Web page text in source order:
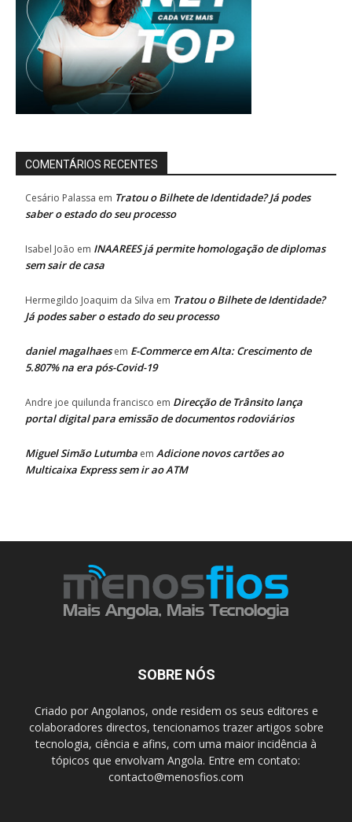
COMENTÁRIOS RECENTES
Cesário Palassa em Tratou o Bilhete de Identidade? Já podes
saber o estado do seu processo
Isabel João em INAAREES já permite homologação de diplomas
sem sair de casa
Hermegildo Joaquim da Silva em Tratou o Bilhete de Identidade?
Já podes saber o estado do seu processo
daniel magalhaesem E-Commerce em Alta: Crescimento de
5.807% na era pós-Covid-19
Andre joe quilunda francisco em Direcção de Trânsito lança
portal digital para emissão de documentos rodoviários
Miguel Simão Lutumba em Adicione novos cartões ao
Multicaixa Express sem ir ao ATM
SOBRE NÓS
Criado por Angolanos, onde residem os seus editores e
colaboradores directos, tencionamos trazer artigos sobre
tecnologia, ciência e afins, com uma maior incidência à
tópicos que envolvam Angola. Entre em contato:
contacto@menosfios.com